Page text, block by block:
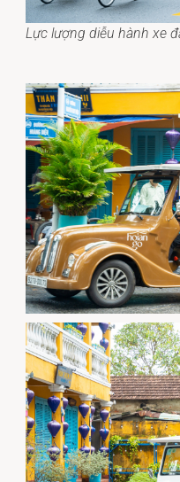
Lực lượng diễu hành xe